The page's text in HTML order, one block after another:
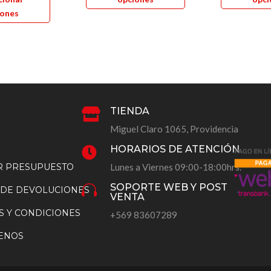
tiene
opciones
de
producto
tiene
se
en
la
página
producto
PRESUPUESTO
DEVOLUCIONES
Y CONDICIONES
 TIENDA
Miguel Claro 1065, Providencia
 HORARIOS DE ATENCIÓN
Lunes a Viernes 09:00-18:00hrs.

SOPORTE WEB Y POST
VENTA
+569 83607289